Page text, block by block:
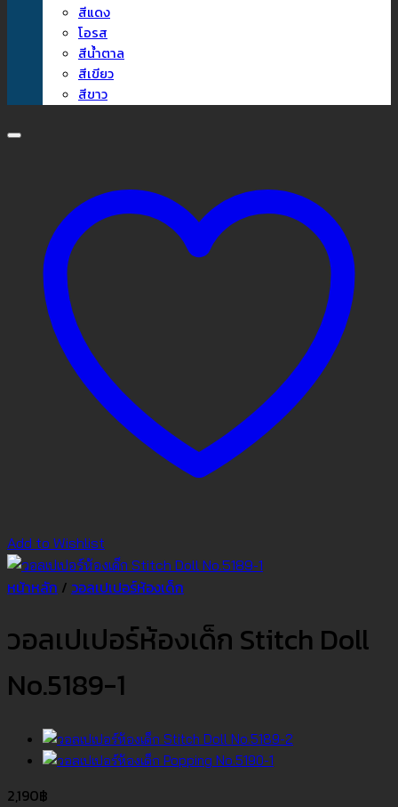
สีแดง
โอรส
สีน้ำตาล
สีเขียว
สีขาว
Add to Wishlist
หน้าหลัก / วอลเปเปอร์ห้องเด็ก
วอลเปเปอร์ห้องเด็ก Stitch Doll
No.5189-1
2,190฿